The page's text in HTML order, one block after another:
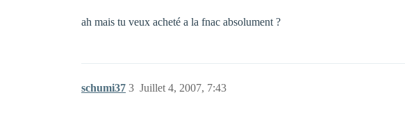
ah mais tu veux acheté a la fnac absolument ?
schumi37 Juillet 4, 2007, 7:43
3